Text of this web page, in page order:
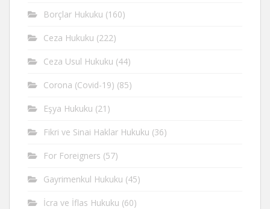
Borçlar Hukuku (160)
Ceza Hukuku (222)
Ceza Usul Hukuku (44)
Corona (Covid-19) (85)
Eşya Hukuku (21)
Fikri ve Sinai Haklar Hukuku (36)
For Foreigners (57)
Gayrimenkul Hukuku (45)
İcra ve İflas Hukuku (60)